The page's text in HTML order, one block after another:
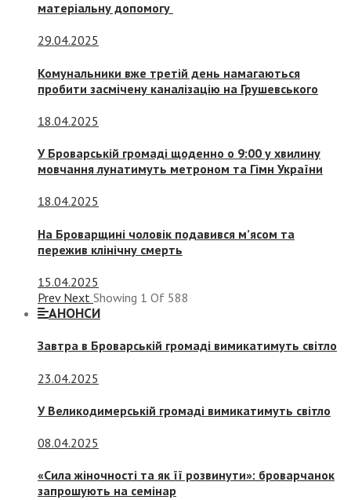
матеріальну допомогу
29.04.2025
Комунальники вже третій день намагаються
пробити засмічену каналізацію на Грушевського
18.04.2025
У Броварській громаді щоденно о 9:00 у хвилину
мовчання лунатимуть метроном та Гімн України
18.04.2025
На Броварщині чоловік подавився м’ясом та
пережив клінічну смерть
15.04.2025
Prev Next Showing 1 Of 588
АНОНСИ
Завтра в Броварській громаді вимикатимуть світло
23.04.2025
У Великодимерській громаді вимикатимуть світло
08.04.2025
«Сила жіночності та як її розвинути»: броварчанок
запрошують на семінар